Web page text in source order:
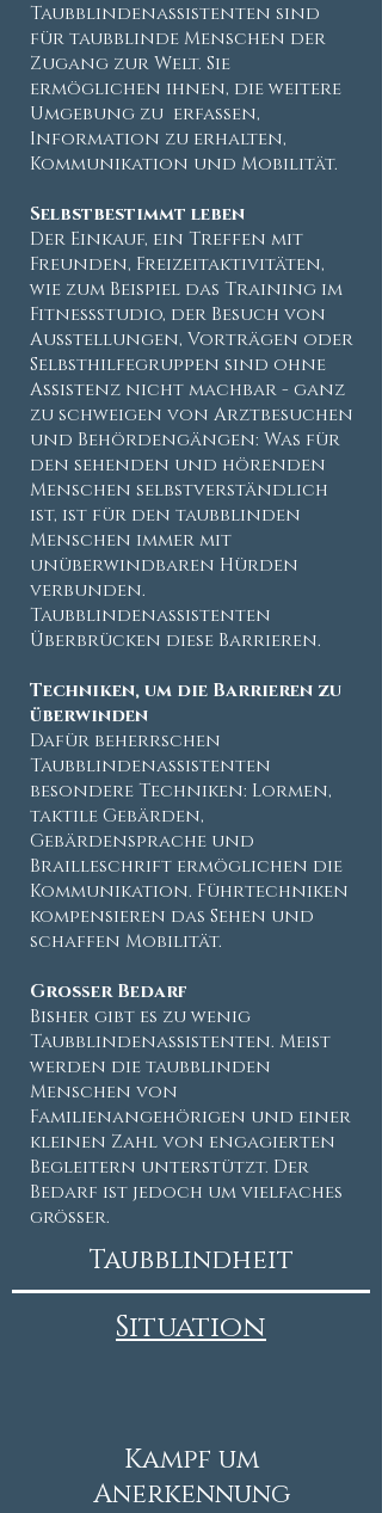
Taubblindenassistenten sind
für taubblinde Menschen der
Zugang zur Welt. Sie
ermöglichen ihnen, die weitere
Umgebung zu erfassen,
Information zu erhalten,
Kommunikation und Mobilität.
Selbstbestimmt leben
Der Einkauf, ein Treffen mit
Freunden, Freizeitaktivitäten,
wie zum Beispiel das Training im
Fitnessstudio, der Besuch von
Ausstellungen, Vorträgen oder
Selbsthilfegruppen sind ohne
Assistenz nicht machbar - ganz
zu schweigen von Arztbesuchen
und Behördengängen: Was für
den sehenden und hörenden
Menschen selbstverständlich
ist, ist für den taubblinden
Menschen immer mit
unüberwindbaren Hürden
verbunden.
Taubblindenassistenten
Überbrücken diese Barrieren.
Techniken, um die Barrieren zu
überwinden
Dafür beherrschen
Taubblindenassistenten
besondere Techniken: Lormen,
taktile Gebärden,
Gebärdensprache und
Brailleschrift ermöglichen die
Kommunikation. Führtechniken
kompensieren das Sehen und
schaffen Mobilität.
Großer Bedarf
Bisher gibt es zu wenig
Taubblindenassistenten. Meist
werden die taubblinden
Menschen von
Familienangehörigen und einer
kleinen Zahl von engagierten
Begleitern unterstützt. Der
Bedarf ist jedoch um vielfaches
größer.
Taubblindheit
Situation
Kampf um
Anerkennung